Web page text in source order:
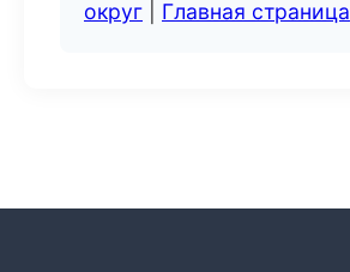
округ
Главная страница